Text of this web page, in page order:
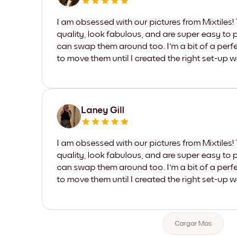
I am obsessed with our pictures from Mixtiles!
quality, look fabulous, and are super easy to
can swap them around too. I'm a bit of a
to move them until I created the right set-up
Laney Gill
I am obsessed with our pictures from
quality, look fabulous, and are super easy to
can swap them around too. I'm a bit of a
to move them until I created the right set-up
Cargar Más